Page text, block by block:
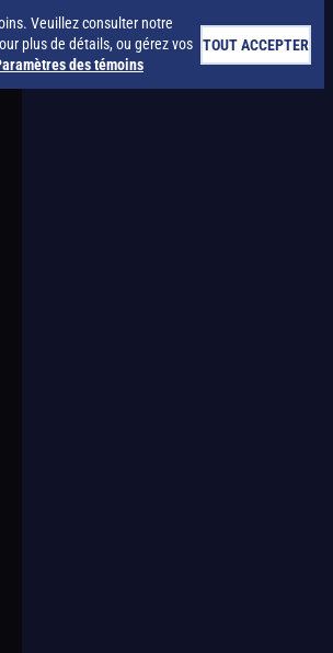
Veuillez consulter notre
plus de détails, ou gérez vos
des témoins
TOUT ACCEPTER